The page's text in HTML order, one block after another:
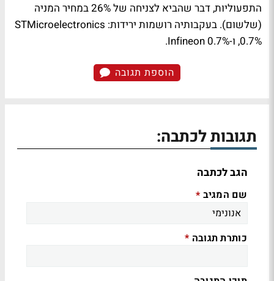
התפעוליות, דבר שהביא לצניחה של 26% במחיר המניה
(שלשום). בעקבותיה רושמות ירידות: STMicroelectronics
0.7%, ו-Infineon 0.7%.
הוספת תגובה
תגובות לכתבה:
הגב לכתבה
שם המגיב *
כותרת תגובה *